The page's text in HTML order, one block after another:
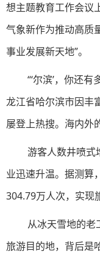
想主题教育工作会议
气象新作为推动高质
事业发展新天地”。
“‘尔滨’，你还
龙江省哈尔滨市因丰
屡登上热搜。海内外
游客人数井喷式
业迅速升温。据测算
304.79万人次，实现
从冰天雪地的老
旅游目的地，背后是